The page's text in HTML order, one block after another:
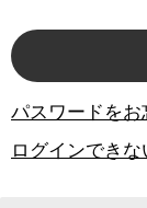
パスワードをお
ログインでき